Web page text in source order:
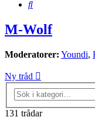
Sök
M-Wolf
Moderatorer: Youndi,
Ny tråd
131 trådar